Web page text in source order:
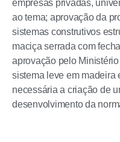
empresas privadas,
ao tema; aprovação da
sistemas construtivos
maciça serrada com
aprovação pelo
sistema leve em madeira
necessária a criação de
desenvolvimento da